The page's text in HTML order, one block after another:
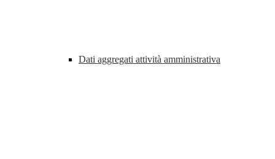
Dati aggregati attività amministrativa